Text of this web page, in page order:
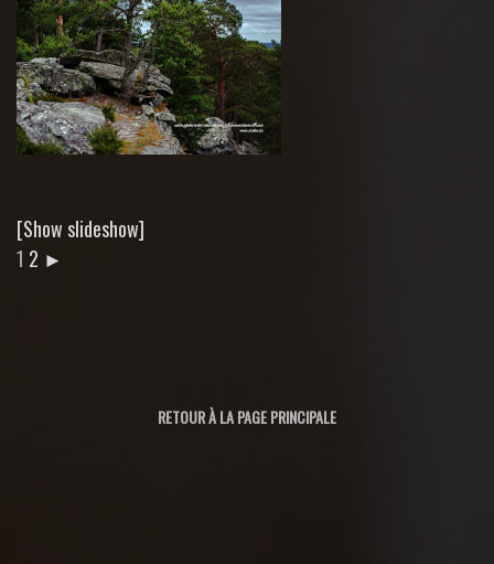
[Show slideshow]
1 2 ►
RETOUR À LA PAGE PRINCIPALE